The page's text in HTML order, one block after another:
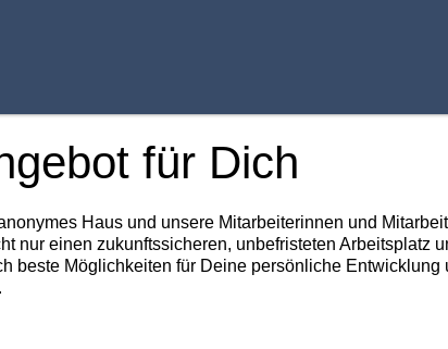
für Dich
Haus und unsere Mitarbeiterinnen und
nur einen zukunftssicheren, unbefristeten Arbeitsplatz
beste Möglichkeiten für Deine persönliche Entwicklung